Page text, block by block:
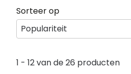
1 - 12 van de 26 producten
Sorteer op
Sorteer op
Sorteer op
Populariteit
Sorteer op